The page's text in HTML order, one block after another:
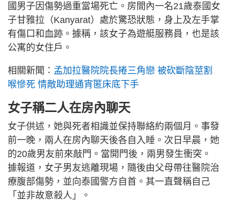
國男子因傷勢過重當場死亡。房間內一名21歲泰國女
子甘雅拉（Kanyarat）處於驚恐狀態，身上及左手掌
有傷口和血跡。據稱，該女子為遊艇服務員，也是該
公寓的女住戶。
相關新聞： 孟加拉醫院院長捲三角戀 被砍斷陰莖割
喉慘死 情敵助理通宵匿床底下手
女子稱二人在房內聊天
女子供述，她與死者相識並保持聯絡約兩個月。事發
前一晚，兩人在房內聊天後各自入睡。次日早晨，她
的20歲男友前來敲門。當開門後，兩男發生衝突。
據報道，女子男友逃離現場，隨後由父母帶往醫院治
療腹部傷勢，並向泰國警方自首。其一直聲稱自己
「並非故意殺人」。